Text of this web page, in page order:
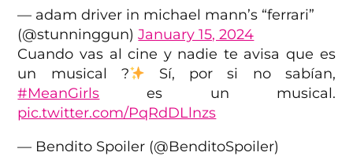
— adam driver in michael mann’s “ferrari”
(@stunninggun)January 15, 2024
Cuando vas al cine y nadie te avisa que es
un musical ?
Sí, por si no sabían,
#MeanGirls es un musical.
pic.twitter.com/PqRdDLlnzs
— Bendito Spoiler (@BenditoSpoiler)